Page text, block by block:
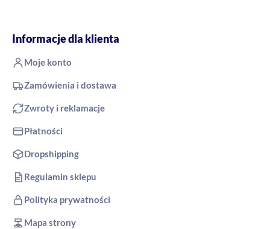
Informacje dla klienta
Moje konto
Zamówienia i dostawa
Zwroty i reklamacje
Płatności
Dropshipping
Regulamin sklepu
Polityka prywatności
Mapa strony